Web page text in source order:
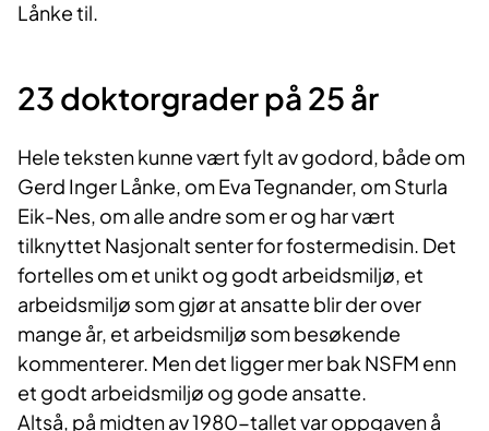
Lånke til.
23 doktorgrader på 25 år
Hele teksten kunne vært fylt av godord, både om
Gerd Inger Lånke, om Eva Tegnander, om Sturla
Eik-Nes, om alle andre som er og har vært
tilknyttet Nasjonalt senter for fostermedisin. Det
fortelles om et unikt og godt arbeidsmiljø, et
arbeidsmiljø som gjør at ansatte blir der over
mange år, et arbeidsmiljø som besøkende
kommenterer. Men det ligger mer bak NSFM enn
et godt arbeidsmiljø og gode ansatte.
Altså, på midten av 1980-tallet var oppgaven å